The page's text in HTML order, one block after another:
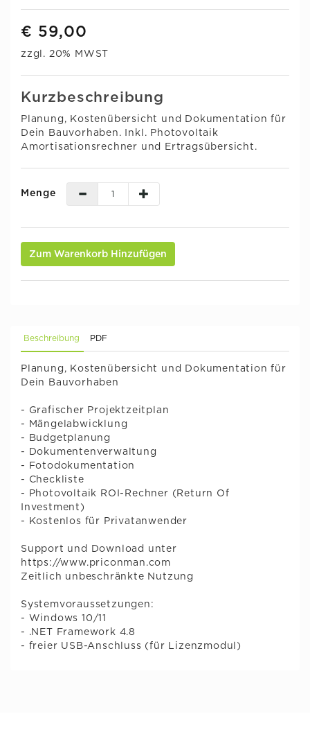
€ 59,00
zzgl. 20% MWST
Kurzbeschreibung
Planung, Kostenübersicht und Dokumentation für
Dein Bauvorhaben. Inkl. Photovoltaik
Amortisationsrechner und Ertragsübersicht.
Menge
Zum Warenkorb Hinzufügen
Beschreibung PDF
Planung, Kostenübersicht und Dokumentation für
Dein Bauvorhaben
- Grafischer Projektzeitplan
- Mängelabwicklung
- Budgetplanung
- Dokumentenverwaltung
- Fotodokumentation
- Checkliste
- Photovoltaik ROI-Rechner (Return Of
Investment)
- Kostenlos für Privatanwender
Support und Download unter
https://www.priconman.com
Zeitlich unbeschränkte Nutzung
Systemvoraussetzungen:
- Windows 10/11
- .NET Framework 4.8
- freier USB-Anschluss (für Lizenzmodul)